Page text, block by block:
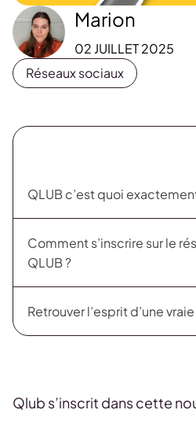
Marion
02 JUILLET 2025
Réseaux sociaux
QLUB c’est quoi
Comment s’inscrire sur le
QLUB ?
Retrouver l’esprit d’une
Qlub s’inscrit dans cette